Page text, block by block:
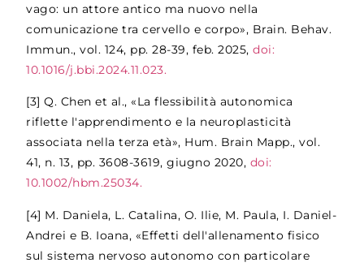
vago: un attore antico ma nuovo nella
comunicazione tra cervello e corpo», Brain. Behav.
Immun., vol. 124, pp. 28-39, feb. 2025,doi:
10.1016/j.bbi.2024.11.023.
[3] Q. Chen et al., «La flessibilità autonomica
riflette l'apprendimento e la neuroplasticità
associata nella terza età», Hum. Brain Mapp., vol.
41, n. 13, pp. 3608-3619, giugno 2020, doi:
10.1002/hbm.25034.
[4] M. Daniela, L. Catalina, O. Ilie, M. Paula, I. Daniel-
Andrei e B. Ioana, «Effetti dell'allenamento fisico
sul sistema nervoso autonomo con particolare